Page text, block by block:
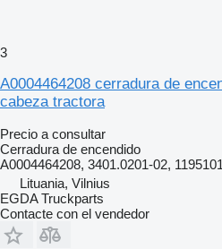
3
A0004464208 cerradura de
cabeza tractora
Precio a consultar
Cerradura de encendido
A0004464208, 3401.0201-02,
Lituania, Vilnius
EGDA Truckparts
Contacte con el vendedor